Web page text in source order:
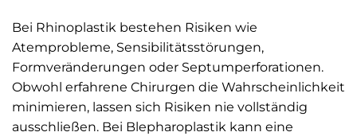
Bei Rhinoplastik bestehen Risiken wie
Atemprobleme, Sensibilitätsstörungen,
Formveränderungen oder Septumperforationen.
Obwohl erfahrene Chirurgen die Wahrscheinlichkeit
minimieren, lassen sich Risiken nie vollständig
ausschließen. Bei Blepharoplastik kann eine